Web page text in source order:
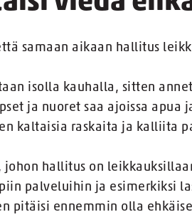
samaan aikaan hallitus
isolla kauhalla, sitten
ja nuoret saa ajoissa
kaltaisia raskaita ja kalliita
hallitus on
palveluihin ja esimerkiksi
pitäisi ennemmin olla